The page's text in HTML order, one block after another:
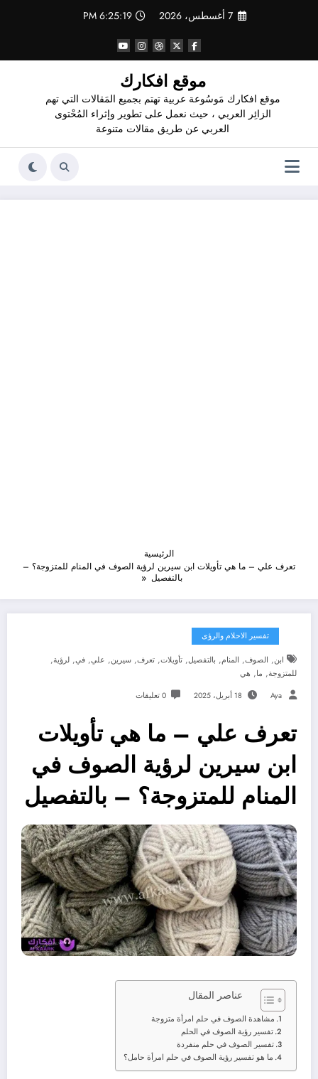
7 أغسطس، 2026 6:25:20 PM
موقع افكارك
موقع افكارك مَوسُوعة عربية تهتم بجميع المَقالات التي تهم
الزائِر العربي ، حيث نعمل على تطوير وإثراء المُحْتوى
العربي عن طريق مقالات متنوعة
الرئيسية
تعرف علي – ما هي تأويلات ابن سيرين لرؤية الصوف في المنام للمتزوجة؟ –
بالتفصيل
تفسير الاحلام والرؤى
ابن, الصوف, المنام, بالتفصيل, تأويلات, تعرف, سيرين, علي, في, لرؤية,
للمتزوجة, ما, هي
Aya 18 أبريل، 2025 0 تعليقات
تعرف علي – ما هي تأويلات
ابن سيرين لرؤية الصوف في
المنام للمتزوجة؟ – بالتفصيل
عناصر المقال
مشاهدة الصوف في حلم امرأة متزوجة
تفسير رؤية الصوف في الحلم
تفسير الصوف في حلم منفردة
ما هو تفسير رؤية الصوف في حلم امرأة حامل؟